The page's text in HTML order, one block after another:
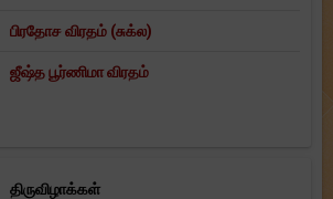
பிரதோச விரதம் (சுக்ல)
ஜீஷ்த பூர்ணிமா விரதம்
திருவிழாக்கள்